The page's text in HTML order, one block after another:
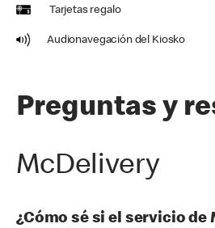
Tarjetas regalo
Audionavegación del Kiosko
Preguntas y
McDelivery
¿Cómo sé si el servicio de